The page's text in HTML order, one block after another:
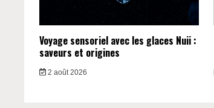
Voyage sensoriel avec les glaces Nuii :
saveurs et origines
2 août 2026